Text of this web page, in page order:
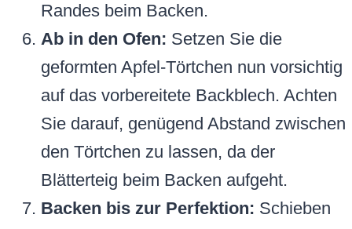
Randes beim Backen.
Ab in den Ofen: Setzen Sie die
geformten Apfel-Törtchen nun vorsichtig
auf das vorbereitete Backblech. Achten
Sie darauf, genügend Abstand zwischen
den Törtchen zu lassen, da der
Blätterteig beim Backen aufgeht.
Backen bis zur Perfektion: Schieben